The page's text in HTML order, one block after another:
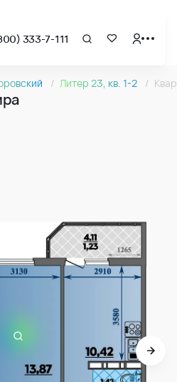
333-7-111
: подъезд 2, этаж 2,
в ЖК Суворовский, №165
в ЖК Суворовский, №165
Литер 23, кв. 1-2